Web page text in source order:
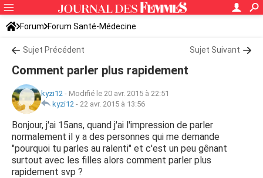
Forum Forum Santé-Médecine
Symptômes et maladies courantes
Sujet Précédent Sujet Suivant
Comment parler plus rapidement
kyzi12 - Modifié le 20 avr. 2015 à 22:51
kyzi12 - 22 avr. 2015 à 13:56
Bonjour, j'ai 15ans, quand j'ai l'impression de parler
normalement il y a des personnes qui me demande
"pourquoi tu parles au ralenti" et c'est un peu gênant
surtout avec les filles alors comment parler plus
rapidement svp ?